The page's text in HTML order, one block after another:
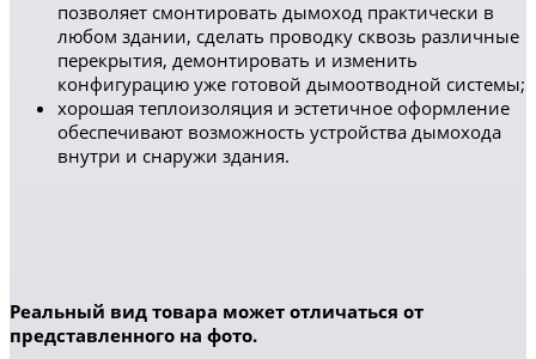
позволяет смонтировать дымоход практически в
любом здании, сделать проводку сквозь различные
перекрытия, демонтировать и изменить
конфигурацию уже готовой дымоотводной системы;
хорошая теплоизоляция и эстетичное оформление
обеспечивают возможность устройства дымохода
внутри и снаружи здания.
Реальный вид товара может отличаться от
представленного на фото.